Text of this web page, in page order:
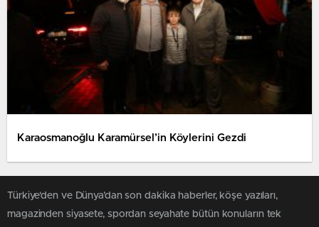
Karaosmanoğlu Karamürsel’in Köylerini Gezdi
Türkiye'den ve Dünya’dan son dakika haberler, köşe yazıları,
magazinden siyasete, spordan seyahate bütün konuların tek